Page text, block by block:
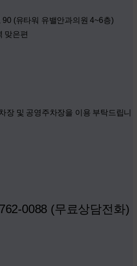
(유타워 유밸안과의원 4~6층)
맞은편
장 및 공영주차장을 이용 부탁드립니
0088 (무료상담전화)